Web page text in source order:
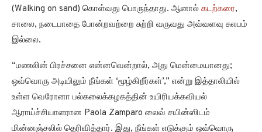
(Walking on sand) கொள்வது பொருந்தாது. ஆனால் கடற்கரை,
சாலை, நடைபாதை போன்றவற்றை சுற்றி வருவது அவ்வளவு சுலபம்
இல்லை.
“மணலின் பிரச்சனை என்னவென்றால், அது மென்மையானது;
ஒவ்வொரு அடியிலும் நீங்கள் ‘மூழ்கிறீர்கள்’,” என்று இத்தாலியில்
உள்ள வெரோனா பல்கலைக்கழகத்தின் உயிரியக்கவியல்
ஆராய்ச்சியாளரான Paola Zamparo லைவ் சயின்ஸிடம்
மின்னஞ்சலில் தெரிவித்தார். இது, நீங்கள் எடுக்கும் ஒவ்வொரு